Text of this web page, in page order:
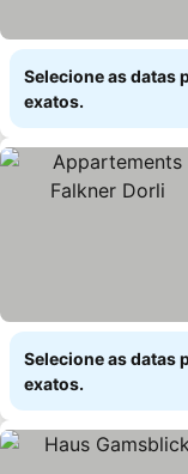
Selecione as datas
exatos.
Selecione as datas
exatos.